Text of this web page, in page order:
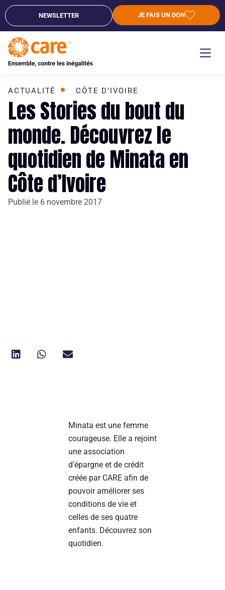
NEWSLETTER JE FAIS UN DON
ACTUALITÉ CÔTE D’IVOIRE
Les Stories du bout du
monde. Découvrez le
quotidien de Minata en
Côte d’Ivoire
Publié le 6 novembre 2017
Minata est une femme
courageuse. Elle a rejoint
une association
d’épargne et de crédit
créée par CARE afin de
pouvoir améliorer ses
conditions de vie et
celles de ses quatre
enfants. Découvrez son
quotidien.